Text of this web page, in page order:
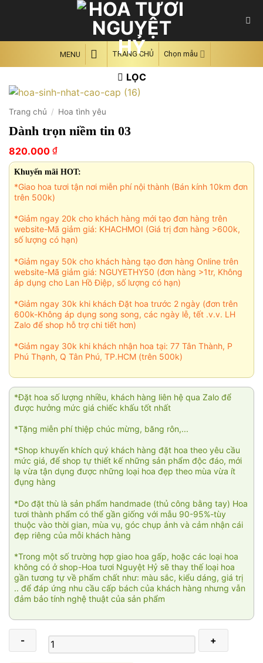
MENU TRANG CHỦ Chọn mẫu
LỌC
Trang chủ / Hoa tình yêu
Dành trọn niềm tin 03
820.000 ₫
Khuyến mãi HOT:
*Giao hoa tươi tận nơi miễn phí nội thành (Bán kính 10km đơn
trên 500k)
*Giảm ngay 20k cho khách hàng mới tạo đơn hàng trên
website-Mã giảm giá: KHACHMOI (Giá trị đơn hàng >600k,
số lượng có hạn)
*Giảm ngay 50k cho khách hàng tạo đơn hàng Online trên
website-Mã giảm giá: NGUYETHY50 (đơn hàng >1tr, Không
áp dụng cho Lan Hồ Điệp, số lượng có hạn)
*Giảm ngay 30k khi khách Đặt hoa trước 2 ngày (đơn trên
600k-Không áp dụng song song, các ngày lễ, tết .v.v. LH
Zalo để shop hỗ trợ chi tiết hơn)
*Giảm ngay 30k khi khách nhận hoa tại: 77 Tân Thành, P
Phú Thạnh, Q Tân Phú, TP.HCM (trên 500k)
*Đặt hoa số lượng nhiều, khách hàng liên hệ qua Zalo để
được hưởng mức giá chiếc khấu tốt nhất
*Tặng miễn phí thiệp chúc mừng, băng rôn,...
*Shop khuyến khích quý khách hàng đặt hoa theo yêu cầu
mức giá, để shop tự thiết kế những sản phẩm độc đáo, mới
lạ vừa tận dụng được những loại hoa đẹp theo mùa vừa ít
đụng hàng
*Do đặt thù là sản phẩm handmade (thủ công bằng tay) Hoa
tươi thành phẩm có thể gần giống với mẫu 90-95%-tùy
thuộc vào thời gian, mùa vụ, góc chụp ảnh và cảm nhận cái
đẹp riêng của mỗi khách hàng
*Trong một số trường hợp giao hoa gấp, hoặc các loại hoa
không có ở shop-Hoa tươi Nguyệt Hỷ sẽ thay thế loại hoa
gần tương tự về phẩm chất như: màu sắc, kiểu dáng, giá trị
.. để đáp ứng nhu cầu cấp bách của khách hàng nhưng vẫn
đảm bảo tính nghệ thuật của sản phẩm